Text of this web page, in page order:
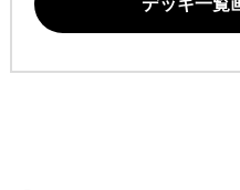
デッキ一覧